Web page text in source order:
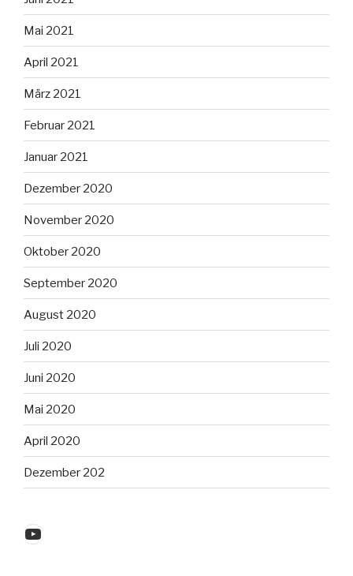
Mai 2021
April 2021
März 2021
Februar 2021
Januar 2021
Dezember 2020
November 2020
Oktober 2020
September 2020
August 2020
Juli 2020
Juni 2020
Mai 2020
April 2020
Dezember 202
YouTube